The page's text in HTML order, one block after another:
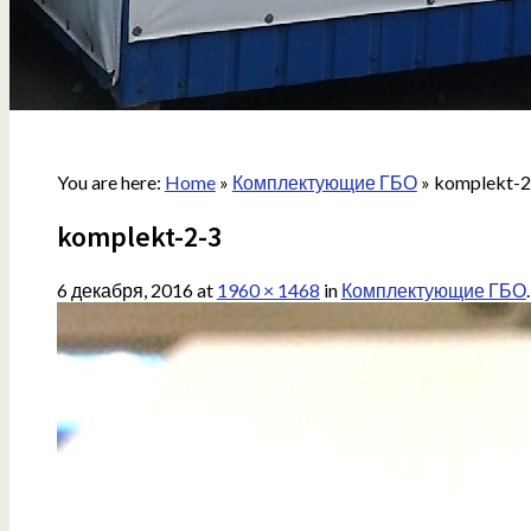
You are here: Home» Комплектующие ГБО» komplekt-
komplekt-2-3
6 декабря, 2016at 1960 × 1468 in Комплектующие ГБО.